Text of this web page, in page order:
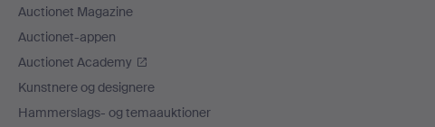
Auctionet Magazine
Auctionet-appen
Auctionet Academy
Kunstnere og designere
Hammerslags- og temaauktioner